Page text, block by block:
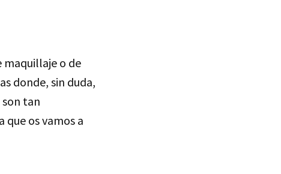
maquillaje o de
donde, sin duda,
son tan
os vamos a